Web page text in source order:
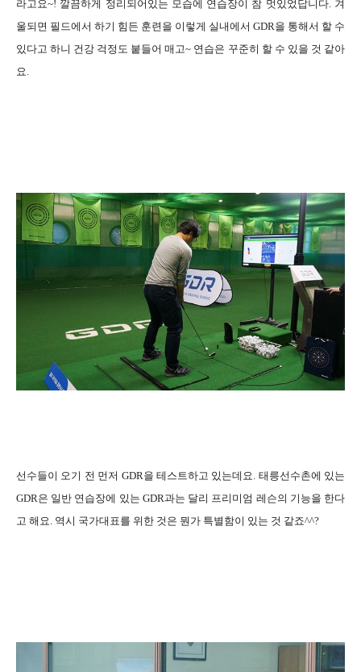
라고요~! 깔끔하게 정리되어있는 모습에 연습장이 참 멋있었답니다. 겨
울되면 필드에서 하기 힘든 훈련을 이렇게 실내에서 GDR을 통해서 할 수
있다고 하니 건강 걱정도 붙들어 매고~ 연습은 꾸준히 할 수 있을 것 같아
요.
선수들이 오기 전 먼저 GDR을 테스트하고 있는데요. 태릉선수촌에 있는
GDR은 일반 연습장에 있는 GDR과는 달리 프리미엄 레슨의 기능을 한다
고 해요. 역시 국가대표를 위한 것은 뭔가 특별함이 있는 것 같죠^^?